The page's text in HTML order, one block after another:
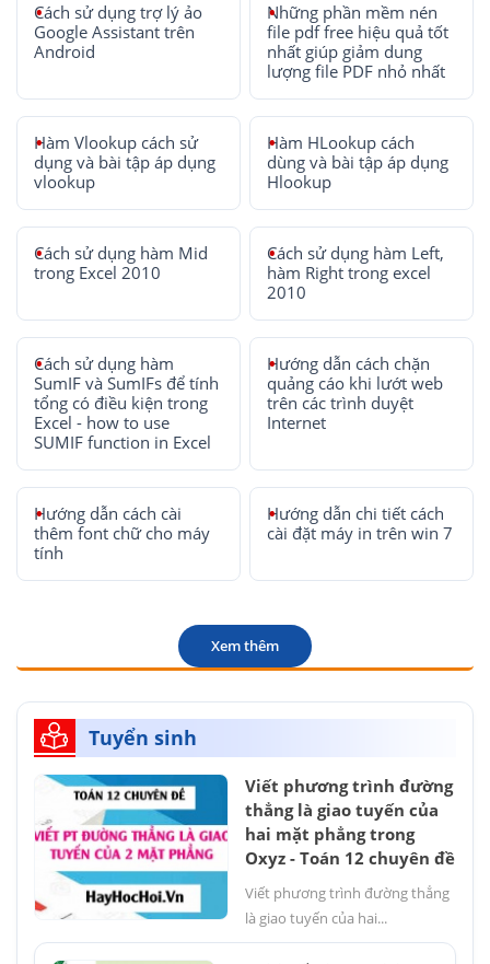
Cách sử dụng trợ lý ảo
Google Assistant trên
Android
Những phần mềm nén
file pdf free hiệu quả tốt
nhất giúp giảm dung
lượng file PDF nhỏ nhất
Hàm Vlookup cách sử
dụng và bài tập áp dụng
vlookup
Hàm HLookup cách
dùng và bài tập áp dụng
Hlookup
Cách sử dụng hàm Mid
trong Excel 2010
Cách sử dụng hàm Left,
hàm Right trong excel
2010
Cách sử dụng hàm
SumIF và SumIFs để tính
tổng có điều kiện trong
Excel - how to use
SUMIF function in Excel
Hướng dẫn cách chặn
quảng cáo khi lướt web
trên các trình duyệt
Internet
Hướng dẫn cách cài
thêm font chữ cho máy
tính
Hướng dẫn chi tiết cách
cài đặt máy in trên win 7
Xem thêm
Tuyển sinh
Viết phương trình đường
thẳng là giao tuyến của
hai mặt phẳng trong
Oxyz - Toán 12 chuyên đề
Viết phương trình đường thẳng
là giao tuyến của hai...